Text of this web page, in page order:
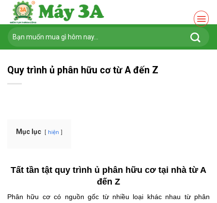
Chuyển
nội
dung
Tìm
kiếm:
Quy trình ủ phân hữu cơ từ A đến Z
Mục lục hiện
Tất tần tật quy trình ủ phân hữu cơ tại nhà từ A
đến Z
Phân hữu cơ có nguồn gốc từ nhiều loại khác nhau từ phân